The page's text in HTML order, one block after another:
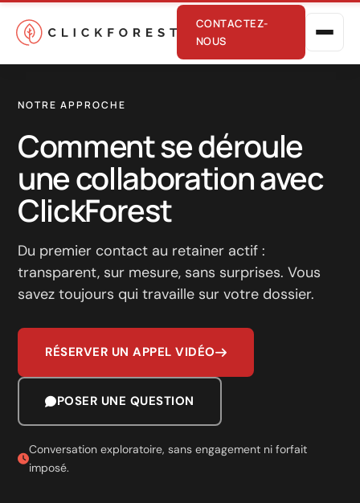
CONTACTEZ-
NOUS
Marketing en ligne
Performance
SEO
Génération de leads B2B
Création de boutique
NOTRE APPROCHE
Comment se déroule
une collaboration avec
ClickForest
Du premier contact au retainer actif :
transparent, sur mesure, sans surprises. Vous
savez toujours qui travaille sur votre dossier.
RÉSERVER UN APPEL VIDÉO
POSER UNE QUESTION
Conversation exploratoire, sans engagement ni forfait
imposé.